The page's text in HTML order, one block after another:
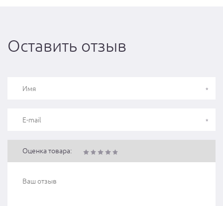
Оставить отзыв
Оценка товара: